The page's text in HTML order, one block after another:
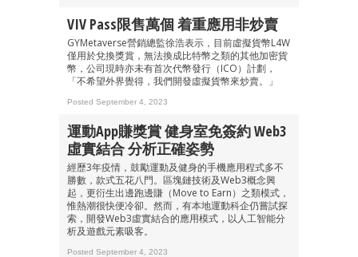
VIV Pass限售萬個 着重應用非炒賣
GYMetaverse營銷總監徐浩表示，目前虛擬貨幣L4W
僅用於兌換獎賞，無法換成比特幣之類的其他加密貨
幣，公司現時亦未有首次代幣發行（ICO）計劃，
「不希望外界覺得，我們開發虛擬貨幣來炒賣。」
Posted September 4, 2023
運動App賺獎賞 健身室免簽約 Web3
虛實結合 分析正確姿勢
經歷3年疫情，鼓勵運動及健身的手機應用程式多不
勝數，款式五花八門。區塊鏈技術及Web3概念興
起，更衍生出邊跑邊賺（Move to Earn）之類模式，
惟熱潮很快便冷卻。然而，有本地運動科企仍嘗試探
索，開發Web3虛實結合的應用模式，以人工智能分
析及遊戲元素吸客。
Posted September 4, 2023